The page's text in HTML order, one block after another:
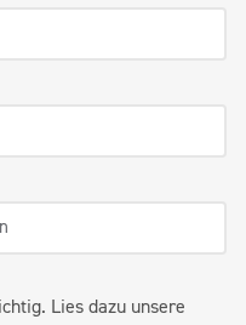
Lies dazu unsere